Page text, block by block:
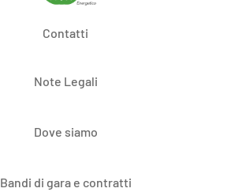
Contatti
Note Legali
Dove siamo
Bandi di gara e contratti